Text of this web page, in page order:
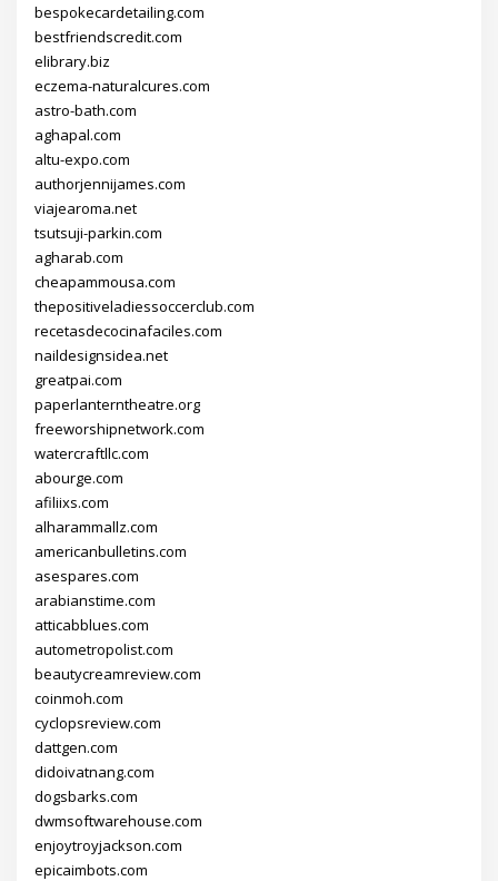
bespokecardetailing.com
bestfriendscredit.com
elibrary.biz
eczema-naturalcures.com
astro-bath.com
aghapal.com
altu-expo.com
authorjennijames.com
viajearoma.net
tsutsuji-parkin.com
agharab.com
cheapammousa.com
thepositiveladiessoccerclub.com
recetasdecocinafaciles.com
naildesignsidea.net
greatpai.com
paperlanterntheatre.org
freeworshipnetwork.com
watercraftllc.com
abourge.com
afiliixs.com
alharammallz.com
americanbulletins.com
asespares.com
arabianstime.com
atticabblues.com
autometropolist.com
beautycreamreview.com
coinmoh.com
cyclopsreview.com
dattgen.com
didoivatnang.com
dogsbarks.com
dwmsoftwarehouse.com
enjoytroyjackson.com
epicaimbots.com